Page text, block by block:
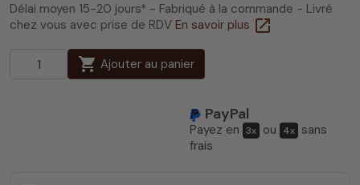
Délai moyen 15-20 jours* - Fabriqué à la commande - Livré
chez vous avec prise de RDV En savoir plus open_in_new
shopping_cart Ajouter au panier
PayPal
Payez en 3x ou 4x sans
frais